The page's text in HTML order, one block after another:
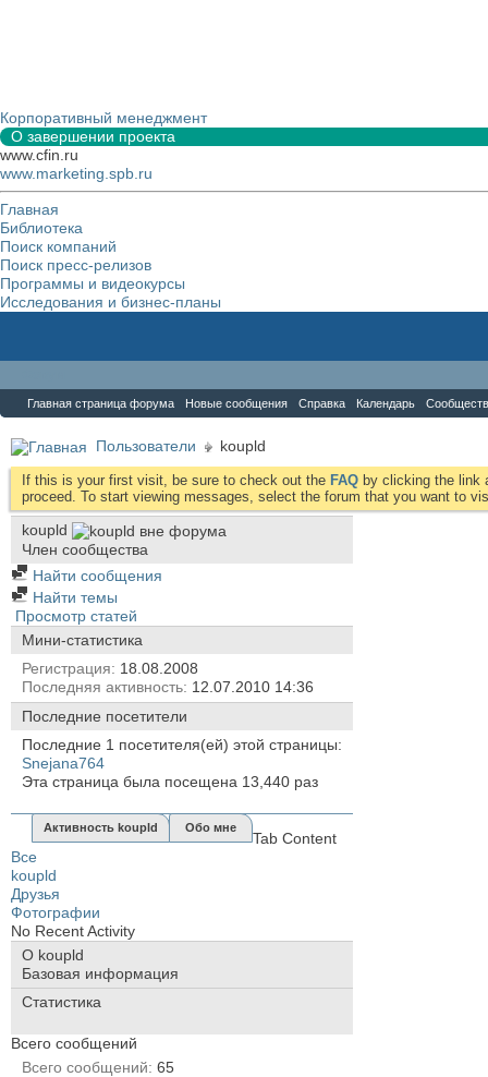
Корпоративный менеджмент
О завершении проекта
www.cfin.ru
www.marketing.spb.ru
Главная
Библиотека
Поиск компаний
Поиск пресс-релизов
Программы и видеокурсы
Исследования и бизнес-планы
Главная страница форума Новые сообщения Справка Календарь
Пользователи koupld
If this is your first visit, be sure to check out the FAQ by clicking the link
proceed. To start viewing messages, select the forum that you want to
koupld
Член сообщества
Найти сообщения
Найти темы
Просмотр статей
Мини-статистика
Регистрация
18.08.2008
Последняя активность 12.07.2010 14:36
Последние посетители
Последние 1 посетителя(ей) этой страницы:
Snejana764
Эта страница была посещена 13,440 раз
Активность koupld Обо мне
Tab Content
Все
koupld
Друзья
Фотографии
No Recent Activity
О koupld
Базовая информация
Статистика
Всего сообщений
Всего сообщений 65